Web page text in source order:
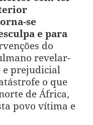
se
e para
do
revelar-
e prejudicial
o que
de África,
povo vítima e